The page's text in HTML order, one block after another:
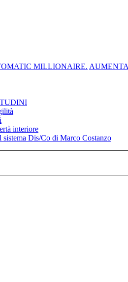
MILLIONAIRE.
interiore
sistema Dis/Co di Marco Costanzo